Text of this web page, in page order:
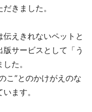
きました。
えきれないペットと
サービスとして「う
た。
こ”とのかけがえのな
ます。